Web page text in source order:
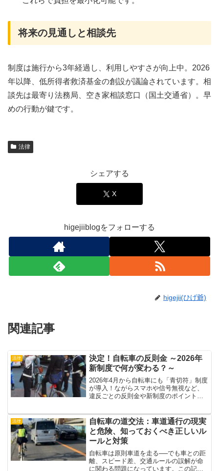
将来の見通しと相談先
制度は施行から3年経過し、利用しやすさが向上中。2026
年以降、低所得者救済基金の創設が議論されています。相
談先は最寄り法務局、空き家相談窓口（国土交通省）。早
めの行動が鍵です。
法律
シェアする
X
higejiiblogをフォローする
higejii(ひげ爺)
関連記事
法律
決定！自転車の反則金 ～2026年
新制度で何が変わる？～
2026年4月から自転車にも「青切符」制度
が導入！ながらスマホや信号無視など、
違反ごとの反則金や新制度のポイントを
す。
法律
自転車の道交法：車道通行の現実
と危険、知っておくべき正しいル
ールと対策
自転車は原則車道を走る──でも車との距
離、スピード差、交通ルールの誤解が命
に関わる問題になっています。この記事